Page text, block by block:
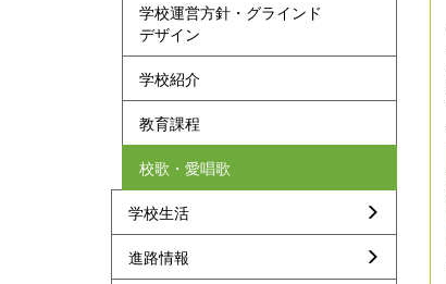
学校運営方針・グラインド
デザイン
学校紹介
教育課程
校歌・愛唱歌
学校生活
進路情報